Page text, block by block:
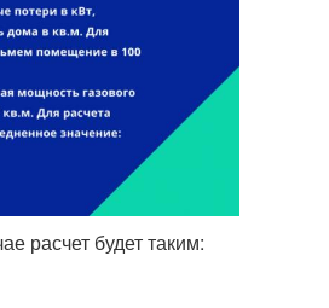
расчет будет таким: